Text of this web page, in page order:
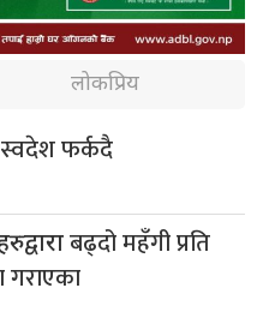
लोकप्रिय
फर्कदै
बढ्दो महँगी प्रति
गराएका